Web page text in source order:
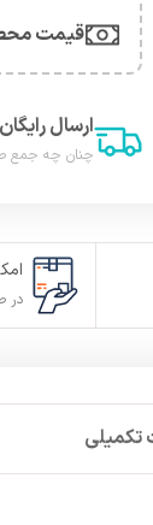
قیمت
ارسال رایگان
چنان چه جمع صورت حساب شما بالای ۵۰۰
در